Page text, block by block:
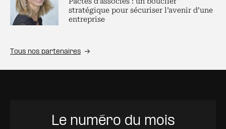
stratégique pour sécuriser l’avenir d’une
entreprise
Tous nos partenaires
Le numéro du mois